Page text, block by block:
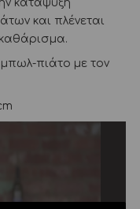
κατάψυξη
και πλένεται
πιάτο με τον